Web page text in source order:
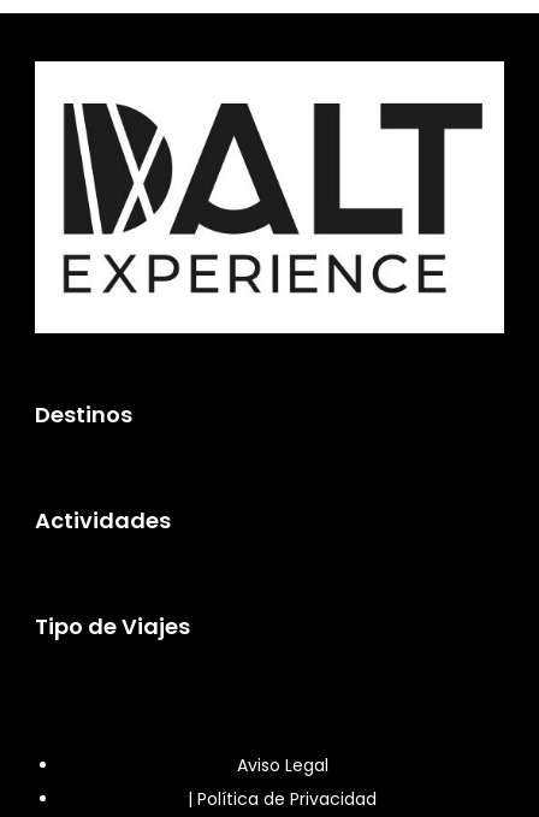
Destinos
Actividades
Tipo de Viajes
Aviso Legal
| Política de Privacidad